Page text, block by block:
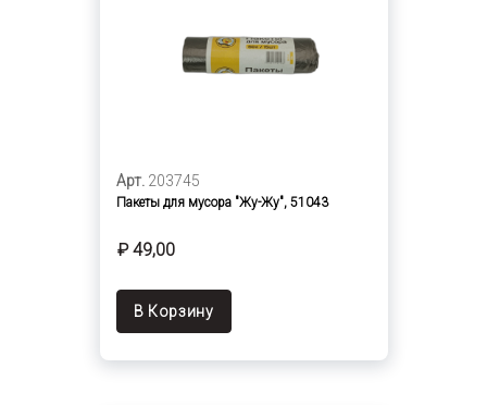
Арт. 203745
Пакеты для мусора "Жу-Жу", 51043
₽ 49,00
В Корзину